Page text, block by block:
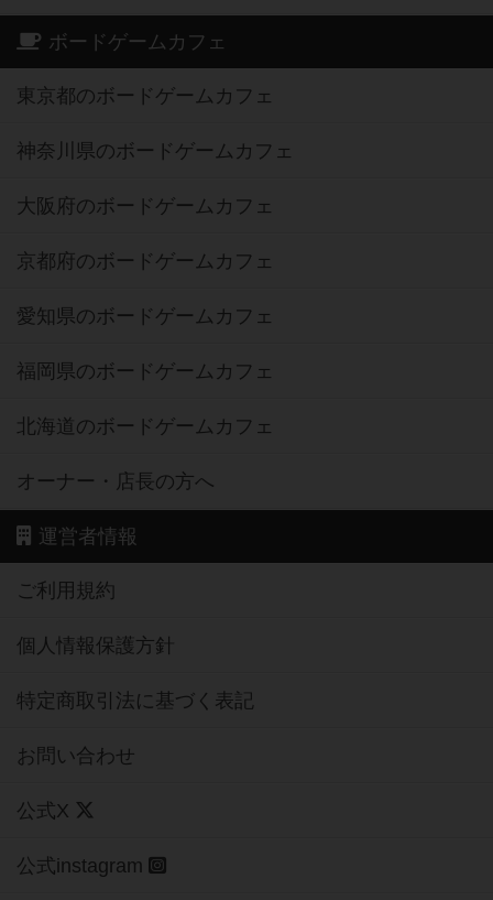
ボードゲームカフェ
東京都のボードゲームカフェ
神奈川県のボードゲームカフェ
大阪府のボードゲームカフェ
京都府のボードゲームカフェ
愛知県のボードゲームカフェ
福岡県のボードゲームカフェ
北海道のボードゲームカフェ
オーナー・店長の方へ
運営者情報
ご利用規約
個人情報保護方針
特定商取引法に基づく表記
お問い合わせ
公式X
公式instagram